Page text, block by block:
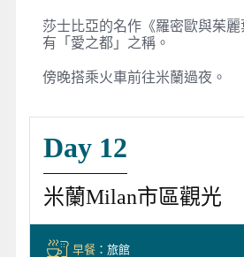
莎士比亞的名作《羅密歐與茱麗
有「愛之都」之稱。
傍晚搭乘火車前往米蘭過夜。
Day 12
米蘭Milan市區觀光
早餐：旅館